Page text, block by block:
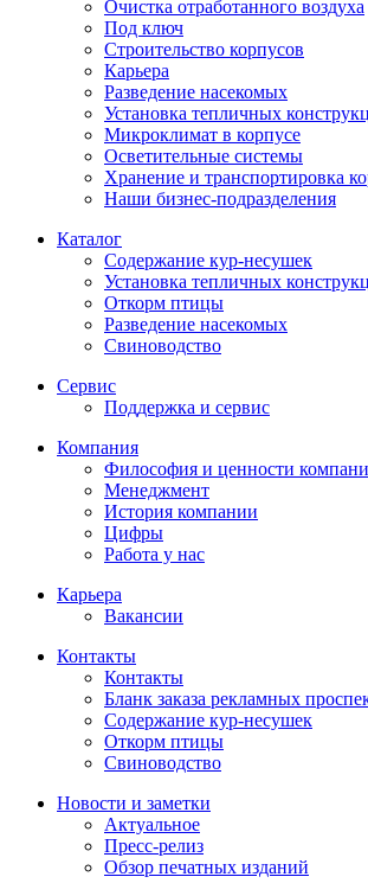
Очистка отработанного воздуха
Под ключ
Строительство корпусов
Карьера
Разведение насекомых
Установка тепличных
Микроклимат в корпусе
Осветительные системы
Хранение и транспортировка
Наши бизнес-подразделения
Каталог
Содержание кур-несушек
Установка тепличных
Откорм птицы
Разведение насекомых
Свиноводство
Сервис
Поддержка и сервис
Компания
Философия и ценности
Менеджмент
История компании
Цифры
Работа у нас
Карьера
Вакансии
Контакты
Контакты
Бланк заказа рекламных
Содержание кур-несушек
Откорм птицы
Свиноводство
Новости и заметки
Актуальное
Пресс-релиз
Обзор печатных изданий